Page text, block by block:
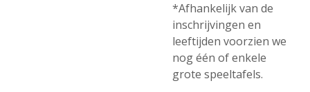
*Afhankelijk van de
inschrijvingen en
leeftijden voorzien we
nog één of enkele
grote speeltafels.